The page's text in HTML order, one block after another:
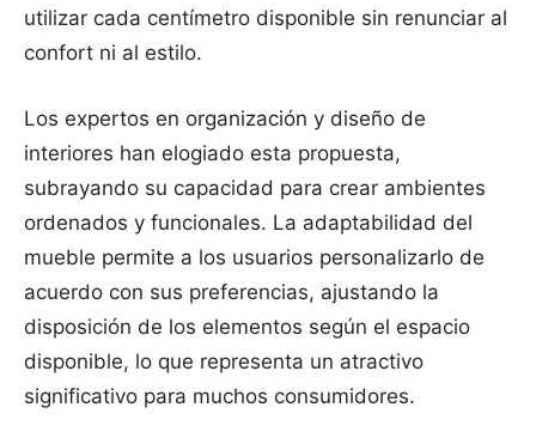
utilizar cada centímetro disponible sin renunciar al
confort ni al estilo.
Los expertos en organización y diseño de
interiores han elogiado esta propuesta,
subrayando su capacidad para crear ambientes
ordenados y funcionales. La adaptabilidad del
mueble permite a los usuarios personalizarlo de
acuerdo con sus preferencias, ajustando la
disposición de los elementos según el espacio
disponible, lo que representa un atractivo
significativo para muchos consumidores.